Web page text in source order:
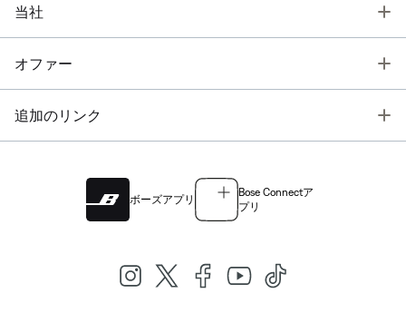
当社
オファー
追加のリンク
ボーズアプリ
Bose Connectア
プリ